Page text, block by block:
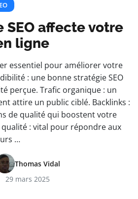
SEO affecte votre
ligne
essentiel pour améliorer votre
: une bonne stratégie SEO
perçue. Trafic organique : un
attire un public ciblé. Backlinks :
de qualité qui boostent votre
: vital pour répondre aux
…
Thomas Vidal
29 mars 2025